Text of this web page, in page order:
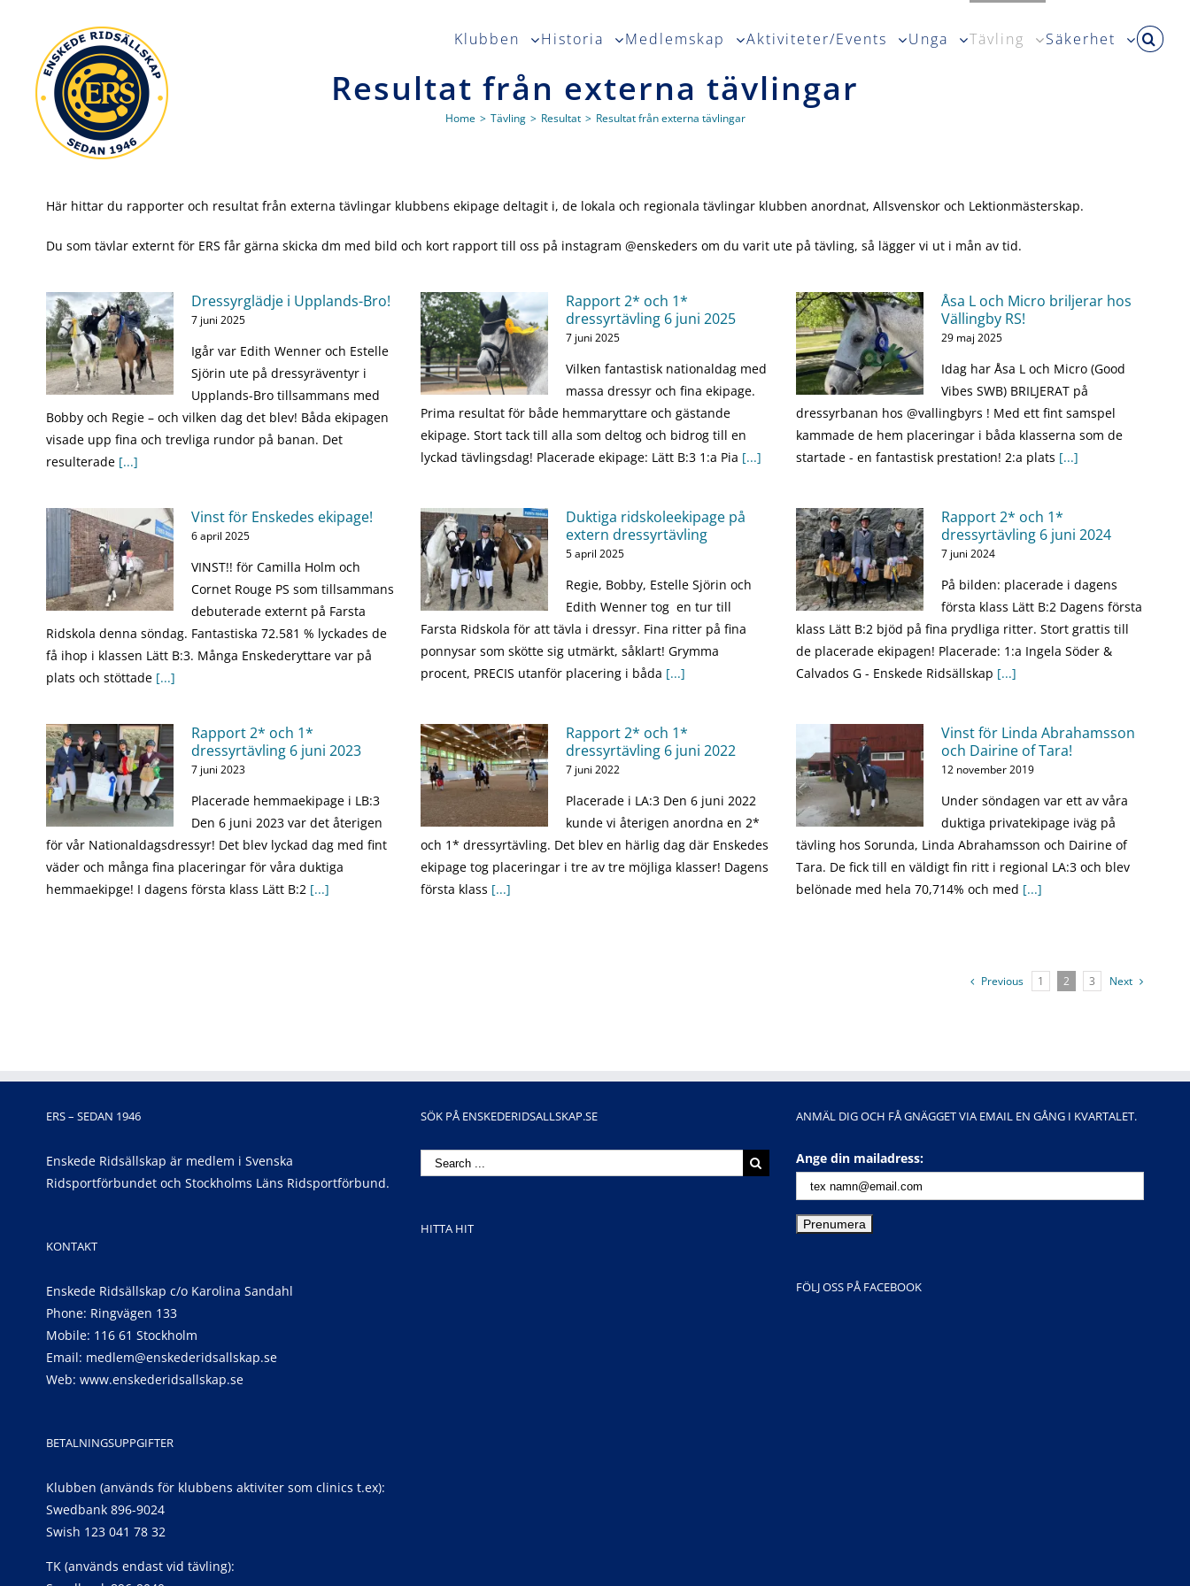
Klubben Historia Medlemskap Aktiviteter/Events Unga Tävling Säkerhet
Resultat från externa tävlingar
Home > Tävling > Resultat > Resultat från externa tävlingar
Här hittar du rapporter och resultat från externa tävlingar klubbens ekipage deltagit i, de lokala och regionala tävlingar klubben anordnat, Allsvenskor och Lektionmästerskap.
Du som tävlar externt för ERS får gärna skicka dm med bild och kort rapport till oss på instagram @enskeders om du varit ute på tävling, så lägger vi ut i mån av tid.
Dressyrglädje i Upplands-Bro!
7 juni 2025
Igår var Edith Wenner och Estelle
Sjörin ute på dressyräventyr i
Upplands-Bro tillsammans med
Bobby och Regie – och vilken dag det blev! Båda ekipagen
visade upp fina och trevliga rundor på banan. Det
resulterade [...]
Rapport 2* och 1*
dressyrtävling 6 juni 2025
7 juni 2025
Vilken fantastisk nationaldag med
massa dressyr och fina ekipage.
Prima resultat för både hemmaryttare och gästande
ekipage. Stort tack till alla som deltog och bidrog till en
lyckad tävlingsdag! Placerade ekipage: Lätt B:3 1:a Pia [...]
Åsa L och Micro briljerar hos
Vällingby RS!
29 maj 2025
Idag har Åsa L och Micro (Good
Vibes SWB) BRILJERAT på
dressyrbanan hos @vallingbyrs ! Med ett fint samspel
kammade de hem placeringar i båda klasserna som de
startade - en fantastisk prestation! 2:a plats [...]
Vinst för Enskedes ekipage!
6 april 2025
VINST!! för Camilla Holm och
Cornet Rouge PS som tillsammans
debuterade externt på Farsta
Ridskola denna söndag. Fantastiska 72.581 % lyckades de
få ihop i klassen Lätt B:3. Många Enskederyttare var på
plats och stöttade [...]
Duktiga ridskoleekipage på
extern dressyrtävling
5 april 2025
Regie, Bobby, Estelle Sjörin och
Edith Wenner tog en tur till
Farsta Ridskola för att tävla i dressyr. Fina ritter på fina
ponnysar som skötte sig utmärkt, såklart! Grymma
procent, PRECIS utanför placering i båda [...]
Rapport 2* och 1*
dressyrtävling 6 juni 2024
7 juni 2024
På bilden: placerade i dagens
första klass Lätt B:2 Dagens första
klass Lätt B:2 bjöd på fina prydliga ritter. Stort grattis till
de placerade ekipagen! Placerade: 1:a Ingela Söder &
Calvados G - Enskede Ridsällskap [...]
Rapport 2* och 1*
dressyrtävling 6 juni 2023
7 juni 2023
Placerade hemmaekipage i LB:3
Den 6 juni 2023 var det återigen
för vår Nationaldagsdressyr! Det blev lyckad dag med fint
väder och många fina placeringar för våra duktiga
hemmaekipge! I dagens första klass Lätt B:2 [...]
Rapport 2* och 1*
dressyrtävling 6 juni 2022
7 juni 2022
Placerade i LA:3 Den 6 juni 2022
kunde vi återigen anordna en 2*
och 1* dressyrtävling. Det blev en härlig dag där Enskedes
ekipage tog placeringar i tre av tre möjliga klasser! Dagens
första klass [...]
Vinst för Linda Abrahamsson
och Dairine of Tara!
12 november 2019
Under söndagen var ett av våra
duktiga privatekipage iväg på
tävling hos Sorunda, Linda Abrahamsson och Dairine of
Tara. De fick till en väldigt fin ritt i regional LA:3 och blev
belönade med hela 70,714% och med [...]
Previous 1 2 3 Next
ERS – SEDAN 1946
Enskede Ridsällskap är medlem i Svenska
Ridsportförbundet och Stockholms Läns Ridsportförbund.
KONTAKT
Enskede Ridsällskap c/o Karolina Sandahl
Phone: Ringvägen 133
Mobile: 116 61 Stockholm
Email: medlem@enskederidsallskap.se
Web: www.enskederidsallskap.se
BETALNINGSUPPGIFTER
Klubben (används för klubbens aktiviter som clinics t.ex):
Swedbank 896-9024
Swish 123 041 78 32
TK (används endast vid tävling):
SÖK PÅ ENSKEDERIDSALLSKAP.SE
Search
for:
HITTA HIT
ANMÄL DIG OCH FÅ GNÄGGET VIA EMAIL EN GÅNG I KVARTALET.
Ange din mailadress:
FÖLJ OSS PÅ FACEBOOK